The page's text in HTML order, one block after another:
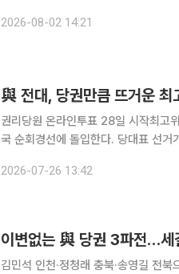
이 거세지고 있다. 두 후보는 서로를
2026-08-02 14:21
與 전대, 당권만큼 뜨거운 최
권리당원 온라인투표 28일 시작최고위원 판세 영향 촉각 더불어
국 순회경선에 돌입한다. 당대표 선거
2026-07-26 13:42
이변없는 與 당권 3파전…세
김민석 인천·정청래 충북·송영길 전북으로‘